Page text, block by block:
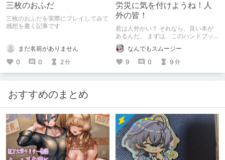
三枚のおふだ
三枚のおふだを実際にプレイしてみて
感想を書く記事です
まだ名前がありません
0
0 2分
労災に気を付けようね！人
外の皆！
君は人外かい？ それなら、良い本が
あるんだ。 まずは、このハンドブッ
クをあげるから、ちゃんと読んでから
仕事についてね。 ご安全に！
なんでもスムージー
9
0 9 分
おすすめのまとめ